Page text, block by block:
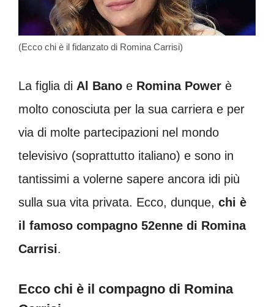
(Ecco chi è il fidanzato di Romina Carrisi)
La figlia di Al Bano e Romina Power è
molto conosciuta per la sua carriera e per
via di molte partecipazioni nel mondo
televisivo (soprattutto italiano) e sono in
tantissimi a volerne sapere ancora idi più
sulla sua vita privata. Ecco, dunque, chi è
il famoso compagno 52enne di Romina
Carrisi.
Ecco chi è il compagno di Romina